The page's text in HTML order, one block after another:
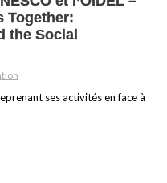
Together:
the Social
ses activités en face à